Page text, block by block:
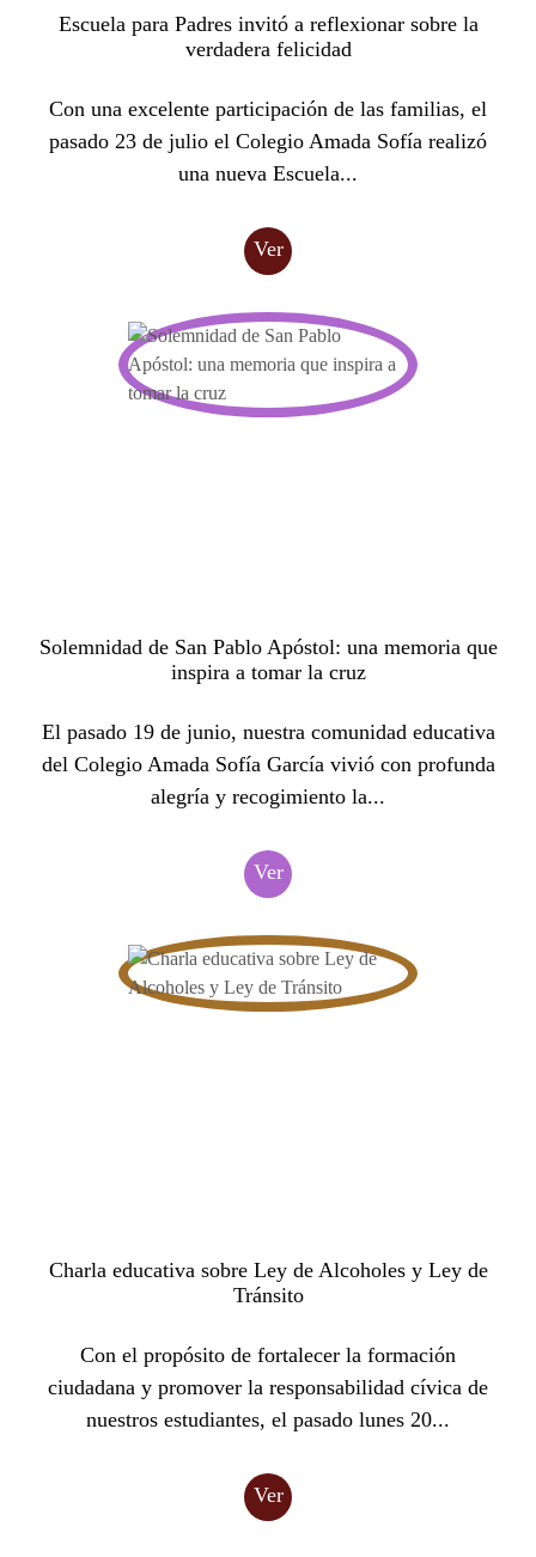
Escuela para Padres invitó a reflexionar sobre la
verdadera felicidad
Con una excelente participación de las familias, el
pasado 23 de julio el Colegio Amada Sofía realizó
una nueva Escuela...
Ver
Solemnidad de San Pablo Apóstol: una memoria que
inspira a tomar la cruz
El pasado 19 de junio, nuestra comunidad educativa
del Colegio Amada Sofía García vivió con profunda
alegría y recogimiento la...
Ver
Charla educativa sobre Ley de Alcoholes y Ley de
Tránsito
Con el propósito de fortalecer la formación
ciudadana y promover la responsabilidad cívica de
nuestros estudiantes, el pasado lunes 20...
Ver